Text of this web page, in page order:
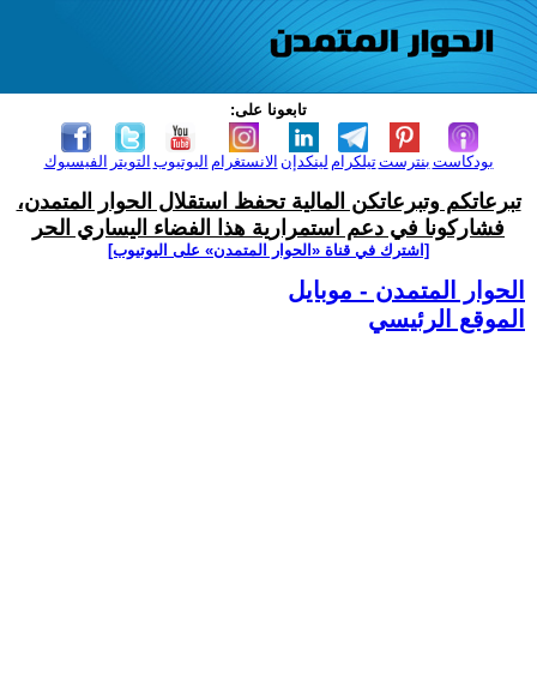
تابعونا على:
الفيسبوك التويتر اليوتيوب الانستغرام لينكدإن تيلكرامبنترست بودكاست
تبرعاتكم وتبرعاتكن المالية تحفظ استقلال الحوار المتمدن،
فشاركونا في دعم استمرارية هذا الفضاء اليساري الحر
[اشترك في قناة ‫«الحوار المتمدن» على اليوتيوب]
الحوار المتمدن - موبايل
الموقع الرئيسي